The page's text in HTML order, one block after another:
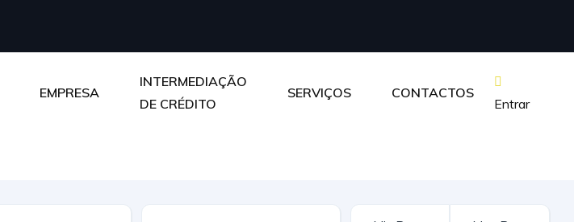
EMPRESA
INTERMEDIAÇÃO
DE CRÉDITO
SERVIÇOS CONTACTOS
Entrar